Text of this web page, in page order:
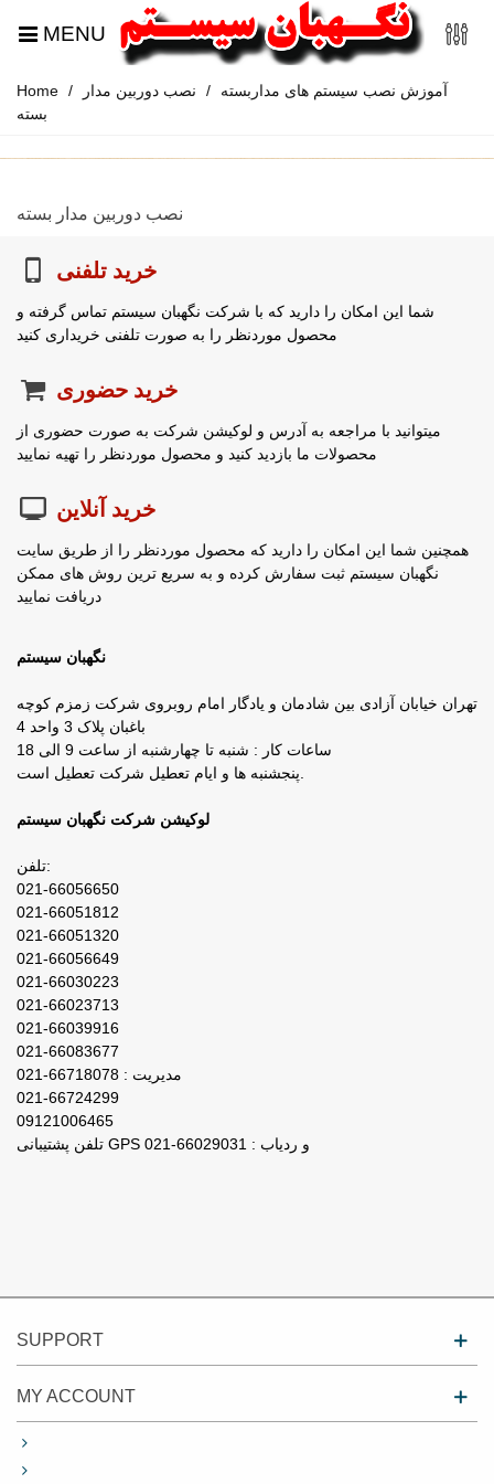
MENU
Home / آموزش نصب سیستم های مداربسته /
نصب دوربین مدار
بسته
نصب دوربین مدار بسته
خرید تلفنی
شما این امکان را دارید که با شرکت نگهبان سیستم تماس گرفته و
محصول موردنظر را به صورت تلفنی خریداری کنید
خرید حضوری
میتوانید با مراجعه به آدرس و لوکیشن شرکت به صورت حضوری از
محصولات ما بازدید کنید و محصول موردنظر را تهیه نمایید
خرید آنلاین
همچنین شما این امکان را دارید که محصول موردنظر را از طریق سایت
نگهبان سیستم ثبت سفارش کرده و به سریع ترین روش های ممکن
دریافت نمایید
نگهبان سیستم
تهران خیابان آزادی بین شادمان و یادگار امام روبروی شرکت زمزم کوچه
باغبان پلاک 3 واحد 4
پنجشنبه ها و ایام تعطیل شرکت تعطیل است.
لوکیشن شرکت نگهبان سیستم
تلفن:
021-66056650
021-66051812
021-66051320
021-66056649
021-66030223
021-66023713
021-66039916
021-66083677
مدیریت : 66718078-021
021-66724299
09121006465
تلفن پشتیبانی GPS و ردیاب : 66029031-021
SUPPORT
MY ACCOUNT